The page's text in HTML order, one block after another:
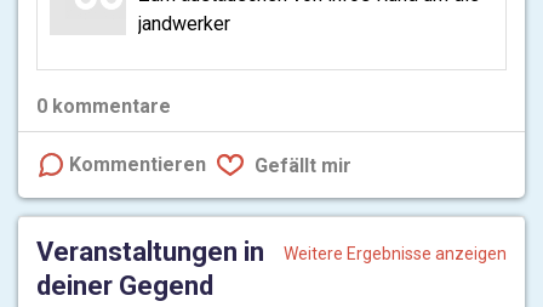
jandwerker
0 kommentare
Kommentieren Gefällt mir
Veranstaltungen in
deiner Gegend
Weitere Ergebnisse anzeigen